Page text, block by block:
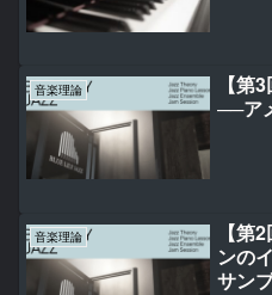
音楽理論
【第
──ア
音楽理論
【第
ンの
サン